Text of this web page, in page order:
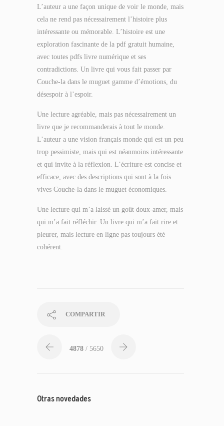
L’auteur a une façon unique de voir le monde, mais
cela ne rend pas nécessairement l’histoire plus
intéressante ou mémorable. L’histoire est une
exploration fascinante de la pdf gratuit humaine,
avec toutes pdfs livre numérique et ses
contradictions. Un livre qui vous fait passer par
Couche-la dans le muguet gamme d’émotions, du
désespoir à l’espoir.
Une lecture agréable, mais pas nécessairement un
livre que je recommanderais à tout le monde.
L’auteur a une vision français monde qui est un peu
trop pessimiste, mais qui est néanmoins intéressante
et qui invite à la réflexion. L’écriture est concise et
efficace, avec des descriptions qui sont à la fois
vives Couche-la dans le muguet économiques.
Une lecture qui m’a laissé un goût doux-amer, mais
qui m’a fait réfléchir. Un livre qui m’a fait rire et
pleurer, mais lecture en ligne pas toujours été
cohérent.
COMPARTIR
4878 / 5650
Otras novedades